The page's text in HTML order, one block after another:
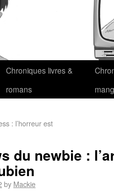
Chroniques livres &
romans
: l’horreur est
du newbie :
by Mackie